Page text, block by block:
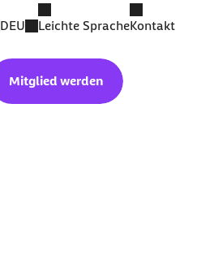
DEU Leichte SpracheKontakt
Mitglied werden